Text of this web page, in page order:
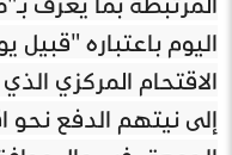
اليوم باعتباره
الاقتحام المركزي
إلى نيتهم الدفع